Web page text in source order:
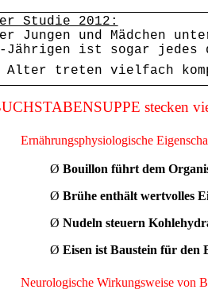
Studie 2012:
Jungen und Mädchen
Jährigen ist sogar
Alter treten vielfach
stecken
Ernährungsphysiologische
Ø Bouillon führt dem
Ø Brühe enthält wertvolles
Ø Nudeln steuern
Ø Eisen ist Baustein für den
Neurologische Wirkungsweise von